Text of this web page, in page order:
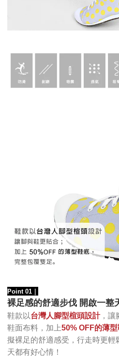
Point 01
裸足感的舒適步伐 開啟一整
鞋款以台灣人腳型楦頭設計，讓
鞋面布料，加上50% OFF的薄
擬裸足的舒適感受，行走時更
天都有好心情！